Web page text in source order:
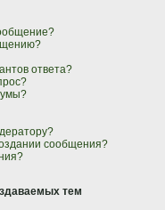
ответа?
сообщения?
тем